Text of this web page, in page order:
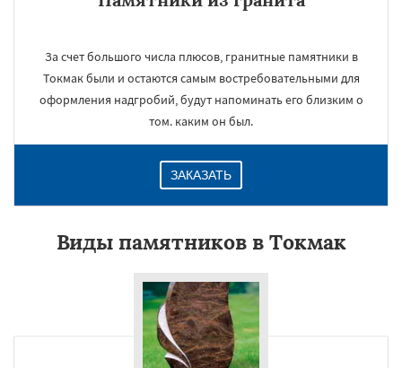
За счет большого числа плюсов, гранитные памятники в
Токмак были и остаются самым востребовательными для
оформления надгробий, будут напоминать его близким о
том. каким он был.
ЗАКАЗАТЬ
Виды памятников в Токмак